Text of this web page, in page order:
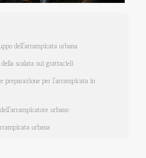
dell'arrampicata urbana
scalata sui grattacieli
preparazione per l'arrampicata in
urbano
urbana